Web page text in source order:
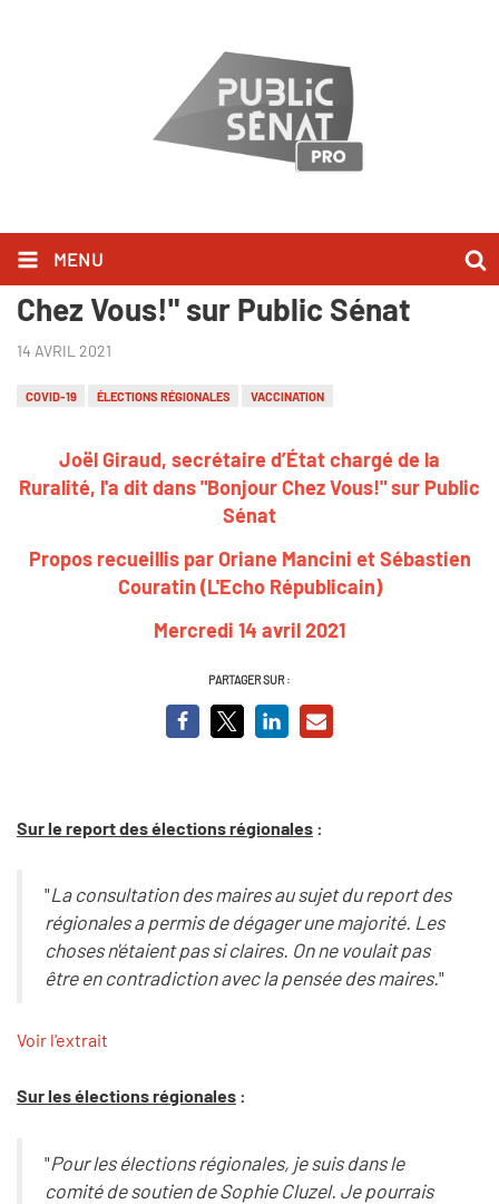
MENU
Joël Giraud l'a dit dans "Bonjour
Chez Vous!" sur Public Sénat
14 AVRIL 2021
COVID-19 ÉLECTIONS RÉGIONALES VACCINATION
Joël Giraud, secrétaire d’État chargé de la
Ruralité, l'a dit dans "Bonjour Chez Vous!" sur Public
Sénat
Propos recueillis par Oriane Mancini et Sébastien
Couratin (L'Echo Républicain)
Mercredi 14 avril 2021
PARTAGER SUR :
Sur le report des élections régionales :
"La consultation des maires au sujet du report des
régionales a permis de dégager une majorité. Les
choses n'étaient pas si claires. On ne voulait pas
être en contradiction avec la pensée des maires."
Voir l'extrait
Sur les élections régionales :
"Pour les élections régionales, je suis dans le
comité de soutien de Sophie Cluzel. Je pourrais